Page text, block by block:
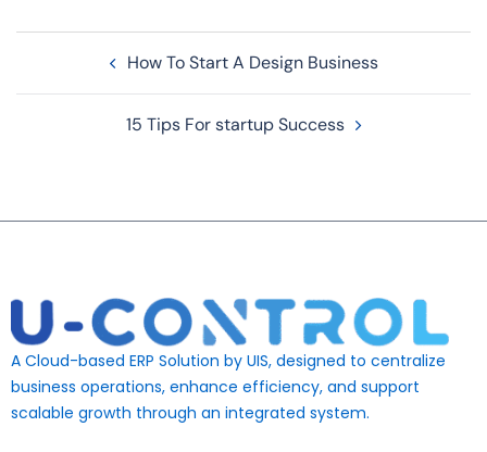
How To Start A Design Business
15 Tips For startup Success
A Cloud-based ERP Solution by UIS, designed to centralize
business operations, enhance efficiency, and support
scalable growth through an integrated system.